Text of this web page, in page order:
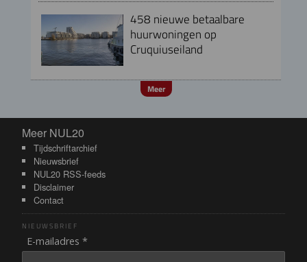
458 nieuwe betaalbare
huurwoningen op
Cruquiuseiland
Meer
Meer NUL20
Meer NUL20
Tijdschriftarchief
Nieuwsbrief
NUL20 RSS-feeds
Disclaimer
Contact
NIEUWSBRIEF
E-mailadres *